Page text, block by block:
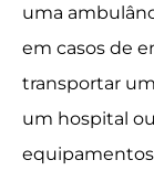
uma
em casos de
transportar
um hospital